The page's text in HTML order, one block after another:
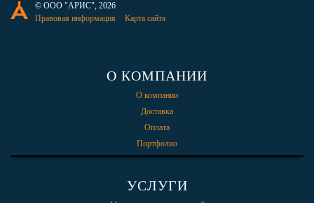
© ООО "АРИС", 2026
Правовая информация
Карта сайта
О КОМПАНИИ
О компании
Доставка
Оплата
Портфолио
УСЛУГИ